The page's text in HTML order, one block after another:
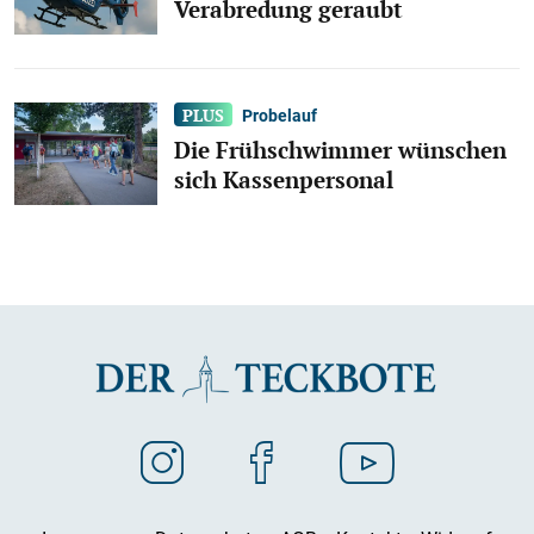
Verabredung geraubt
Probelauf
Die Frühschwimmer wünschen
sich Kassenpersonal